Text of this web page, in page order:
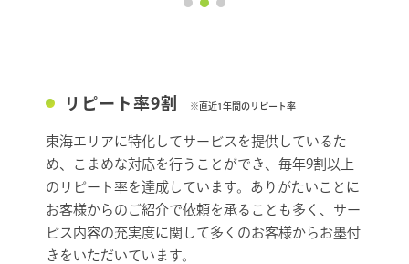
リピート率9割 ※直近1年間のリピート率
東海エリアに特化してサービスを提供しているた
め、こまめな対応を行うことができ、毎年9割以上
のリピート率を達成しています。ありがたいことに
お客様からのご紹介で依頼を承ることも多く、サー
ビス内容の充実度に関して多くのお客様からお墨付
きをいただいています。